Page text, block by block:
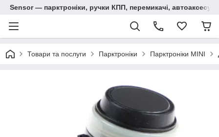
Sensor — парктроніки, ручки КПП, перемикачі,
Товари та послуги Парктроніки Парктроніки MINI